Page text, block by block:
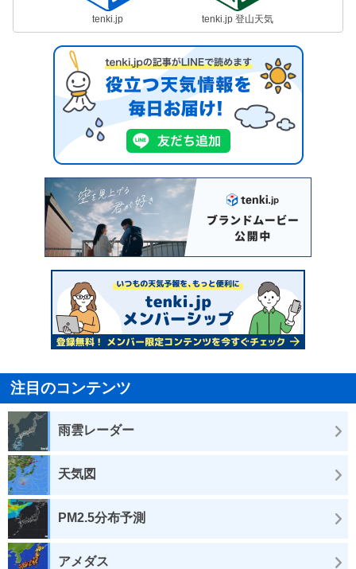
tenki.jp tenki.jp 登山天気
注目のコンテンツ
雨雲レーダー
天気図
PM2.5分布予測
アメダス